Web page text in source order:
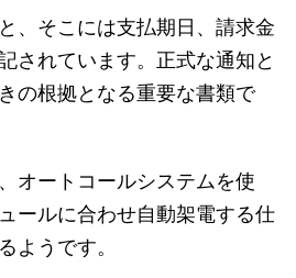
、そこには支払期日、請求金
されています。正式な通知と
の根拠となる重要な書類で
オートコールシステムを使
ールに合わせ自動架電する仕
ようです。